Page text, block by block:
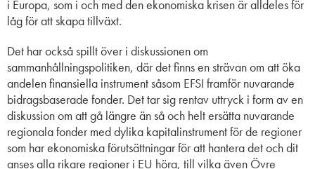
i Europa, som i och med den ekonomiska krisen är alldeles för
låg för att skapa tillväxt.
Det har också spillt över i diskussionen om
sammanhållningspolitiken, där det finns en strävan om att öka
andelen finansiella instrument såsom EFSI framför nuvarande
bidragsbaserade fonder. Det tar sig rentav uttryck i form av en
diskussion om att gå längre än så och helt ersätta nuvarande
regionala fonder med dylika kapitalinstrument för de regioner
som har ekonomiska förutsättningar för att hantera det och dit
anses alla rikare regioner i EU höra, till vilka även Övre